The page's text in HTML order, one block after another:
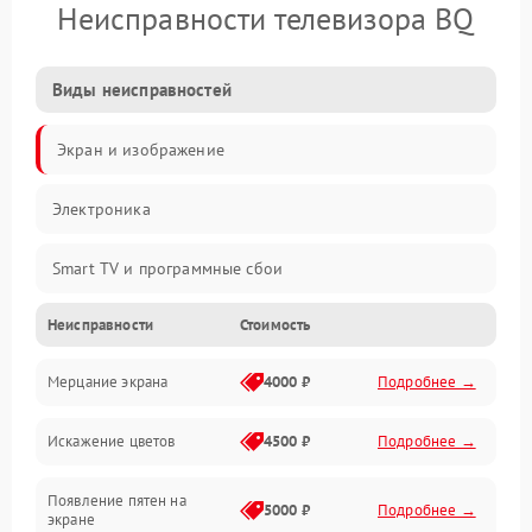
Неисправности телевизора BQ
Виды неисправностей
Экран и изображение
Электроника
Smart TV и программные сбои
Питание и запуск
Подсветка и LED-модули
Звук и аудиосистема
Сигнал и приём каналов
Неисправности Стоимость
Мерцание экрана 4000 ₽ Подробнее →
Искажение цветов 4500 ₽ Подробнее →
Появление пятен на
экране
5000 ₽ Подробнее →